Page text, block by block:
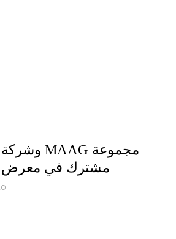
مشترك في معرض Plastindia 2026
20